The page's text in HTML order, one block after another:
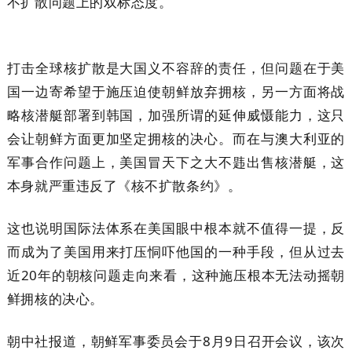
打击全球核扩散是大国义不容辞的责任，但问题在于美
国一边寄希望于施压迫使朝鲜放弃拥核，另一方面将战
略核潜艇部署到韩国，加强所谓的延伸威慑能力，这只
会让朝鲜方面更加坚定拥核的决心。而在与澳大利亚的
军事合作问题上，美国冒天下之大不韪出售核潜艇，这
本身就严重违反了《核不扩散条约》。
这也说明国际法体系在美国眼中根本就不值得一提，反
而成为了美国用来打压恫吓他国的一种手段，但从过去
近20年的朝核问题走向来看，这种施压根本无法动摇朝
鲜拥核的决心。
朝中社报道，朝鲜军事委员会于8月9日召开会议，该次